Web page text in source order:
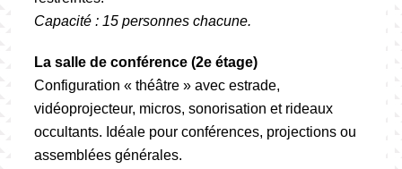
Capacité : 15 personnes chacune.
La salle de conférence (2e étage)
Configuration « théâtre » avec estrade,
vidéoprojecteur, micros, sonorisation et rideaux
occultants. Idéale pour conférences, projections ou
assemblées générales.